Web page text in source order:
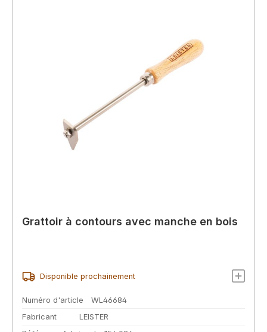
Grattoir à contours avec manche en bois
Disponible prochainement
Numéro d'article
WL46684
Fabricant
LEISTER